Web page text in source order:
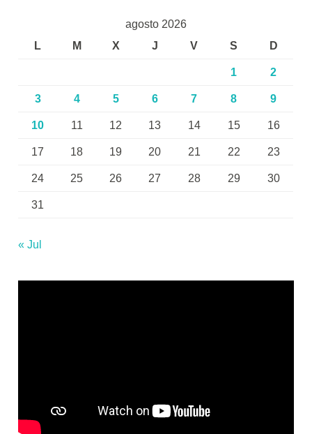
agosto 2026
L
M X J V S D
1 2
3 4 5 6 7 8 9
10 11 12 13 14 15 16
17 18 19 20 21 22 23
24 25 26 27 28 29 30
31
« Jul